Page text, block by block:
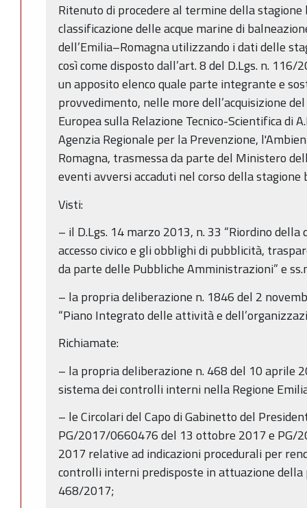
Ritenuto di procedere al termine della
classificazione delle acque marine di
dell’Emilia–Romagna utilizzando i dati delle
così come disposto dall’art. 8 del D.Lgs. n.
un apposito elenco quale parte integrante e
provvedimento, nelle more dell’acquisizione
Europea sulla Relazione Tecnico-Scientifica di
Agenzia Regionale per la Prevenzione,
Romagna, trasmessa da parte del Ministero
eventi avversi accaduti nel corso della
Visti:
– il D.Lgs. 14 marzo 2013, n. 33 “Riordino
accesso civico e gli obblighi di pubblicità,
da parte delle Pubbliche Amministrazioni” e
– la propria deliberazione n. 1846 del 2
“Piano Integrato delle attività e
Richiamate:
– la propria deliberazione n. 468 del 10 aprile
sistema dei controlli interni nella Regione
– le Circolari del Capo di Gabinetto del
PG/2017/0660476 del 13 ottobre 2017 e PG/
2017 relative ad indicazioni procedurali per
controlli interni predisposte in attuazione della
468/2017;